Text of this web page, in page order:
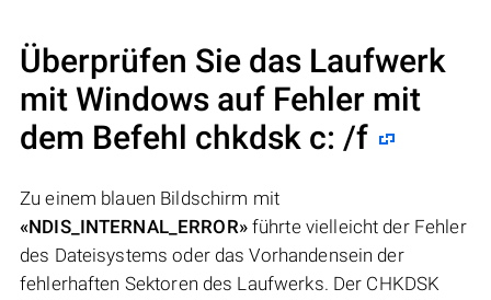
Überprüfen Sie das Laufwerk
mit Windows auf Fehler mit
dem Befehl chkdsk c: /f
Zu einem blauen Bildschirm mit
«NDIS_INTERNAL_ERROR»führte vielleicht der Fehler
des Dateisystems oder das Vorhandensein der
fehlerhaften Sektoren des Laufwerks. Der CHKDSK